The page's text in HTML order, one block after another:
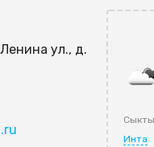
ул., д.
Инта